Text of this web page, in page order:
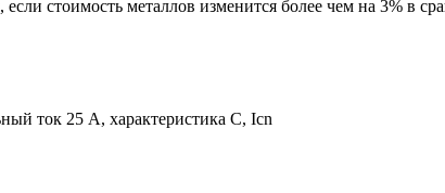
стоимость металлов изменится более чем на 3% в
ток 25 А, характеристика С, Icn